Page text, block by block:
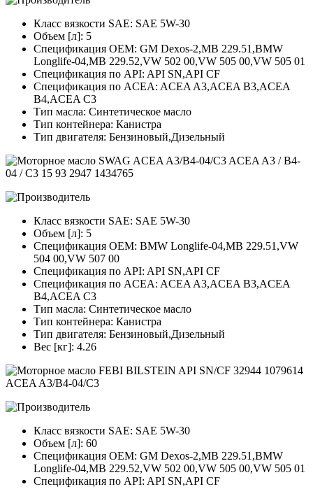
Класс вязкости SAE: SAE 5W-30
Объем [л]: 5
Спецификация OEM: GM Dexos-2,MB 229.51,BMW
Longlife-04,MB 229.52,VW 502 00,VW 505 00,VW 505 01
Спецификация по API: API SN,API CF
Спецификация по ACEA: ACEA A3,ACEA B3,ACEA
B4,ACEA C3
Тип масла: Синтетическое масло
Тип контейнера: Канистра
Тип двигателя: Бензиновый,Дизельный
Класс вязкости SAE: SAE 5W-30
Объем [л]: 5
Спецификация OEM: BMW Longlife-04,MB 229.51,VW
504 00,VW 507 00
Спецификация по API: API SN,API CF
Спецификация по ACEA: ACEA A3,ACEA B3,ACEA
B4,ACEA C3
Тип масла: Синтетическое масло
Тип контейнера: Канистра
Тип двигателя: Бензиновый,Дизельный
Вес [кг]: 4.26
Класс вязкости SAE: SAE 5W-30
Объем [л]: 60
Спецификация OEM: GM Dexos-2,MB 229.51,BMW
Longlife-04,MB 229.52,VW 502 00,VW 505 00,VW 505 01
Спецификация по API: API SN,API CF